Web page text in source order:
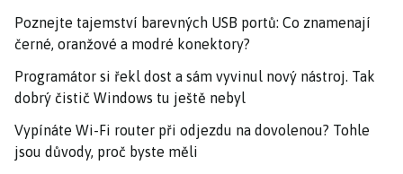
Poznejte tajemství barevných USB portů: Co znamenají
černé, oranžové a modré konektory?
Programátor si řekl dost a sám vyvinul nový nástroj. Tak
dobrý čistič Windows tu ještě nebyl
Vypínáte Wi-Fi router při odjezdu na dovolenou? Tohle
jsou důvody, proč byste měli